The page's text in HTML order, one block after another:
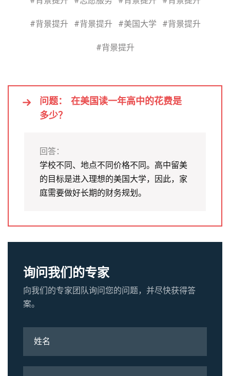
#背景提升 #背景提升 #美国大学 #背景提升
#背景提升
问题：
在美国读一年高中的花费是
多少？
回答：
学校不同、地点不同价格不同。高中留美
的目标是进入理想的美国大学，因此，家
庭需要做好长期的财务规划。
询问我们的专家
向我们的专家团队询问您的问题，并尽快获得答
案。